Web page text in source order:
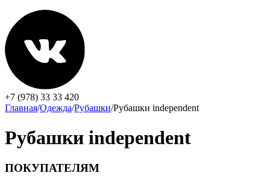
+7 (978) 33 33 420
Главная/Одежда/Рубашки/Рубашки independent
Рубашки independent
ПОКУПАТЕЛЯМ